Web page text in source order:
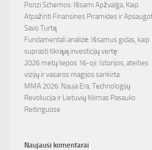
Ponzi Schemos: Išsami Apžvalga, Kaip
Atpažinti Finansines Piramides ir
Savo Turtą
Fundamentali analizė: Išsamus gidas, kaip
suprasti tikrąją investicijų vertę
2026 metų liepos 16-oji: Istorijos, ateities
vizijų ir vasaros magijos sankirta
MMA 2026: Nauja Era, Technologijų
Revoliucija ir Lietuvių Kilimas Pasaulio
Reitinguose
Naujausi komentarai